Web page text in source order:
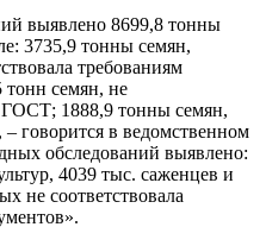
выявлено 8699,8 тонны
3735,9 тонны семян,
требованиям
семян, не
ГОСТ; 1888,9 тонны семян,
говорится в ведомственном
обследований выявлено:
4039 тыс. саженцев и
не соответствовала